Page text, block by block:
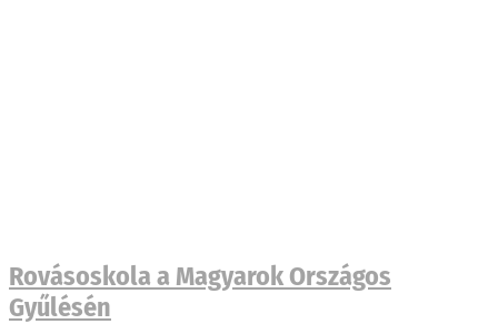
Rovásoskola a Magyarok Országos
Gyűlésén